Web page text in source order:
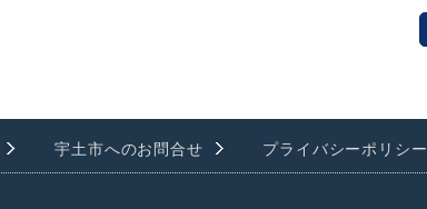
宇土市へのお問合せ プライバシーポリシー